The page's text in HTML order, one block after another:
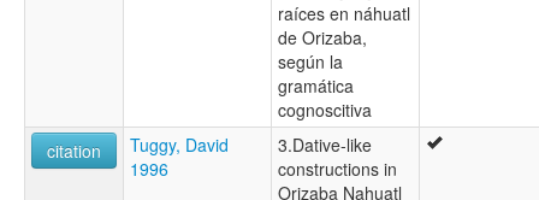
raíces en náhuatl
de Orizaba,
según la
gramática
cognoscitiva
citation
Tuggy, David
1996
3.Dative-like
constructions in
Orizaba Nahuatl